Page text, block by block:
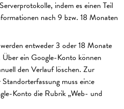
indem es einen Teil
nach 9 bzw. 18 Monaten
entweder 3 oder 18 Monate
ein Google-Konto können
den Verlauf löschen. Zur
muss ein:e
Konto die Rubrik „Web- und